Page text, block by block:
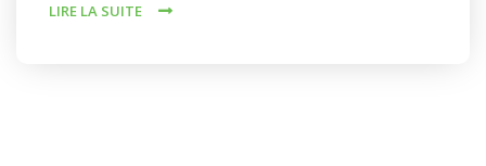
LIRE LA SUITE